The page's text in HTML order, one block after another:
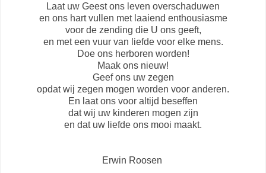
Laat uw Geest ons leven overschaduwen
en ons hart vullen met laaiend enthousiasme
voor de zending die U ons geeft,
en met een vuur van liefde voor elke mens.
Doe ons herboren worden!
Maak ons nieuw!
Geef ons uw zegen
opdat wij zegen mogen worden voor anderen.
En laat ons voor altijd beseffen
dat wij uw kinderen mogen zijn
en dat uw liefde ons mooi maakt.
Erwin Roosen